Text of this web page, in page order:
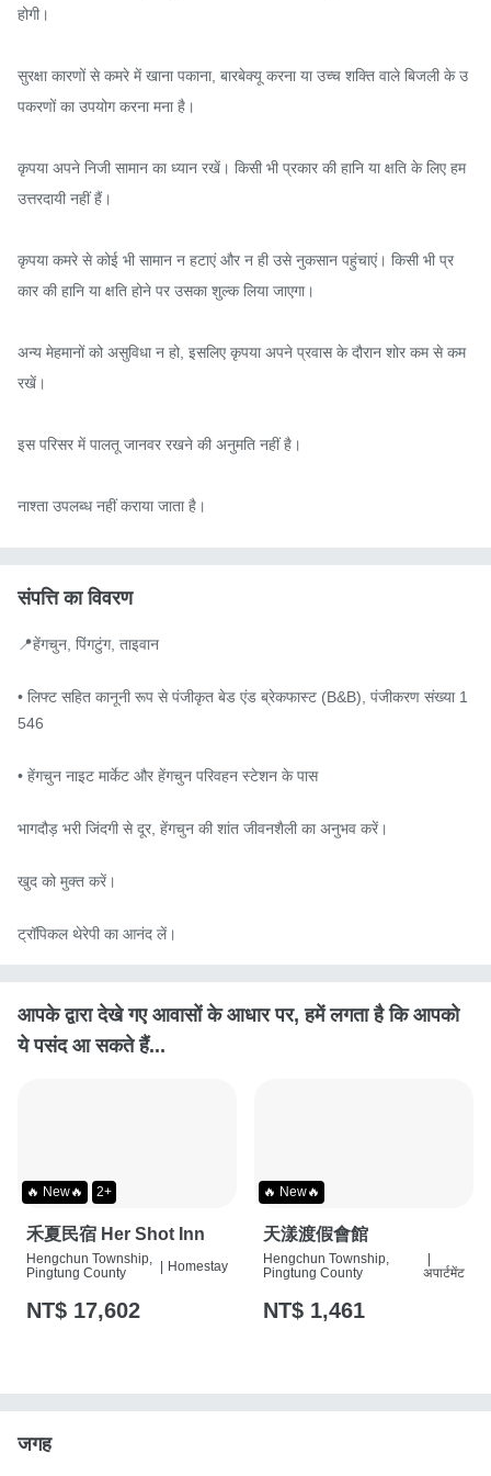
होगी।
सुरक्षा कारणों से कमरे में खाना पकाना, बारबेक्यू करना या उच्च शक्ति वाले बिजली के उ
पकरणों का उपयोग करना मना है।
कृपया अपने निजी सामान का ध्यान रखें। किसी भी प्रकार की हानि या क्षति के लिए हम
उत्तरदायी नहीं हैं।
कृपया कमरे से कोई भी सामान न हटाएं और न ही उसे नुकसान पहुंचाएं। किसी भी प्र
कार की हानि या क्षति होने पर उसका शुल्क लिया जाएगा।
अन्य मेहमानों को असुविधा न हो, इसलिए कृपया अपने प्रवास के दौरान शोर कम से कम
रखें।
इस परिसर में पालतू जानवर रखने की अनुमति नहीं है।
नाश्ता उपलब्ध नहीं कराया जाता है।
संपत्ति का विवरण
📍हेंगचुन, पिंगटुंग, ताइवान
• लिफ्ट सहित कानूनी रूप से पंजीकृत बेड एंड ब्रेकफास्ट (B&B), पंजीकरण संख्या 1
546
• हेंगचुन नाइट मार्केट और हेंगचुन परिवहन स्टेशन के पास
भागदौड़ भरी जिंदगी से दूर, हेंगचुन की शांत जीवनशैली का अनुभव करें।
खुद को मुक्त करें।
ट्रॉपिकल थेरेपी का आनंद लें।
आपके द्वारा देखे गए आवासों के आधार पर, हमें लगता है कि आपको
ये पसंद आ सकते हैं...
🔥 New🔥 2+
禾夏民宿 Her Shot Inn
Hengchun Township,
Pingtung County
| Homestay
NT$ 17,602
🔥 New🔥
天漾渡假會館
Hengchun Township,
Pingtung County
अपार्टमेंट
NT$ 1,461
जगह